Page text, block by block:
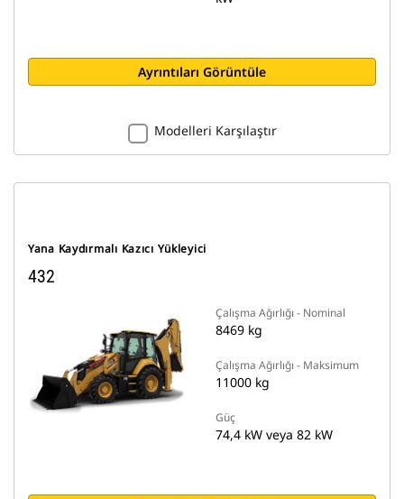
Ayrıntıları Görüntüle
Modelleri Karşılaştır
Yana Kaydırmalı Kazıcı Yükleyici
432
Çalışma Ağırlığı - Nominal
8469 kg
Çalışma Ağırlığı - Maksimum
11000 kg
Güç
74,4 kW veya 82 kW